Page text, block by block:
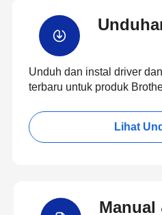
Unduh dan instal driver
terbaru untuk produk
Lihat
Manual